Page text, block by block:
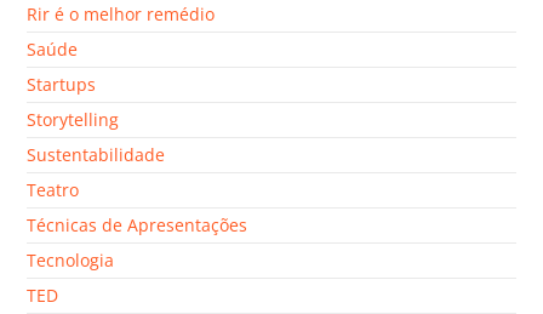
Rir é o melhor remédio
Saúde
Startups
Storytelling
Sustentabilidade
Teatro
Técnicas de Apresentações
Tecnologia
TED